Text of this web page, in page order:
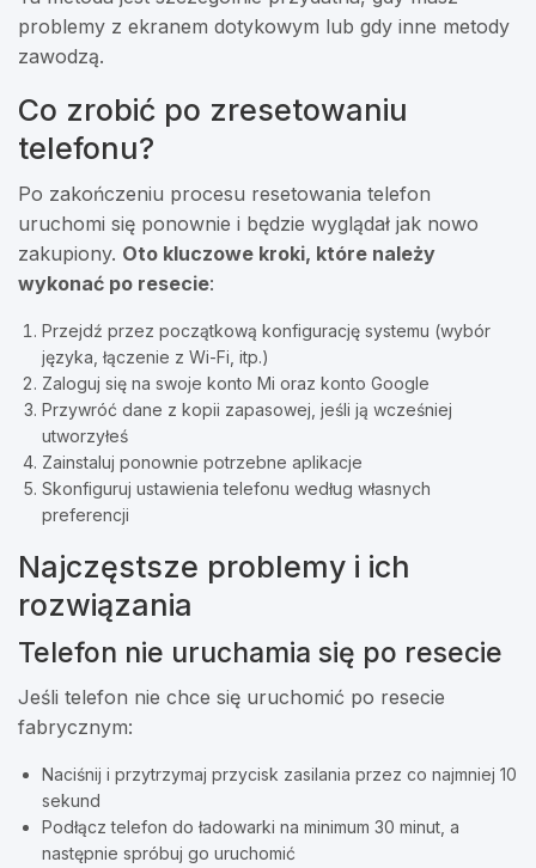
problemy z ekranem dotykowym lub gdy inne metody
zawodzą.
Co zrobić po zresetowaniu
telefonu?
Po zakończeniu procesu resetowania telefon
uruchomi się ponownie i będzie wyglądał jak nowo
zakupiony. Oto kluczowe kroki, które należy
wykonać po resecie:
Przejdź przez początkową konfigurację systemu (wybór
języka, łączenie z Wi-Fi, itp.)
Zaloguj się na swoje konto Mi oraz konto Google
Przywróć dane z kopii zapasowej, jeśli ją wcześniej
utworzyłeś
Zainstaluj ponownie potrzebne aplikacje
Skonfiguruj ustawienia telefonu według własnych
preferencji
Najczęstsze problemy i ich
rozwiązania
Telefon nie uruchamia się po resecie
Jeśli telefon nie chce się uruchomić po resecie
fabrycznym:
Naciśnij i przytrzymaj przycisk zasilania przez co najmniej 10
sekund
Podłącz telefon do ładowarki na minimum 30 minut, a
następnie spróbuj go uruchomić